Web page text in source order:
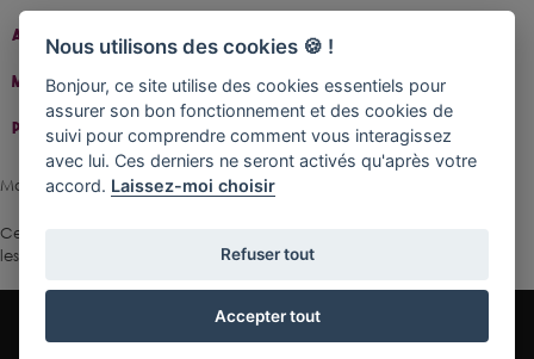
Accueil Contact Plan Du Site Accessibilité
Mentions Légales Gestion De Cookies
Politique De Confidentialité
Made with ♥ by Rangoon
Ce site est protégé par reCAPTCHA.
les conditions d'utilisation
de Google s'appliquent.
les + consultés En 1 clic
Nous utilisons des cookies 🍪 !
Bonjour, ce site utilise des cookies essentiels pour
assurer son bon fonctionnement et des cookies de
suivi pour comprendre comment vous interagissez
avec lui. Ces derniers ne seront activés qu'après votre
accord. Laissez-moi choisir
Refuser tout
Accepter tout